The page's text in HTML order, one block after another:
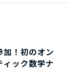
加！初のオン
ィック数学ナ